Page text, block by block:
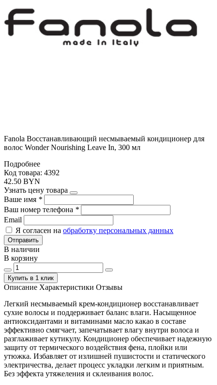
Fanola Восстанавливающий несмываемый кондиционер для
волос Wonder Nourishing Leave In, 300 мл
Подробнее
Код товара: 4392
42.50 BYN
Узнать цену товара
Ваше имя *
Ваш номер телефона *
Email
Я согласен на обработку персональных данных
Отправить
В наличии
В корзину
Купить в 1 клик
Описание Характеристики Отзывы
Легкий несмываемый крем-кондиционер восстанавливает
сухие волосы и поддерживает баланс влаги. Насыщенное
антиоксидантами и витаминами масло какао в составе
эффективно смягчает, запечатывает влагу внутри волоса и
разглаживает кутикулу. Кондиционер обеспечивает надежную
защиту от термического воздействия фена, плойки или
утюжка. Избавляет от излишней пушистости и статического
электричества, делает процесс укладки легким и приятным.
Без эффекта утяжеления и склеивания волос.